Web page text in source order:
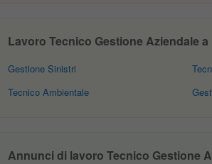
Lavoro Tecnico Gestione Aziendale
Gestione Sinistri
Tecnico Ambientale
Annunci di lavoro Tecnico Gestione